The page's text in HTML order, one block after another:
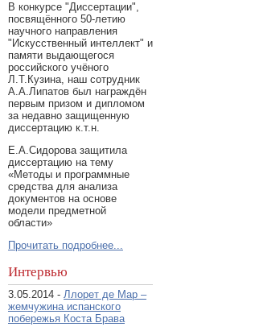
В конкурсе "Диссертации",
посвящённого 50-летию
научного направления
"Искусственный интеллект" и
памяти выдающегося
российского учёного
Л.Т.Кузина, наш сотрудник
А.А.Липатов был награждён
первым призом и дипломом
за недавно защищенную
диссертацию к.т.н.
Е.А.Сидорова защитила
диссертацию на тему
«Методы и программные
средства для анализа
документов на основе
модели предметной
области»
Прочитать подробнее...
Интервью
3.05.2014 - Ллорет де Мар –
жемчужина испанского
побережья Коста Брава